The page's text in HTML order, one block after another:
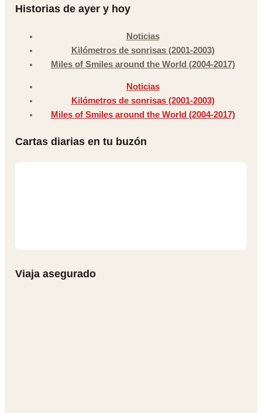
Historias de ayer y hoy
Noticias
Kilómetros de sonrisas (2001-2003)
Miles of Smiles around the World (2004-2017)
Noticias
Kilómetros de sonrisas (2001-2003)
Miles of Smiles around the World (2004-2017)
Cartas diarias en tu buzón
Viaja asegurado